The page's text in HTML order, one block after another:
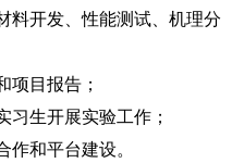
料开发、性能测试、机理分
项目报告；
习生开展实验工作；
和平台建设。